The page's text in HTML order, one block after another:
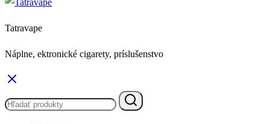
Tatravape
Náplne, ektronické cigarety, príslušenstvo